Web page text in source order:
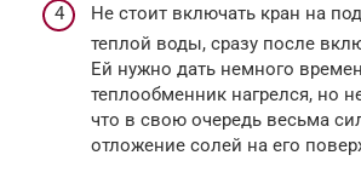
Не стоит включать кран на
теплой воды, сразу после
Ей нужно дать немного
теплообменник нагрелся, но
что в свою очередь весьма
отложение солей на его